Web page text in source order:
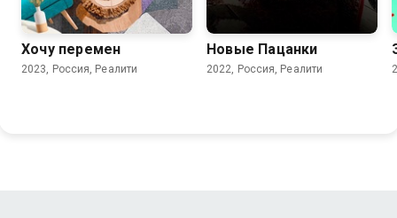
Хочу перемен
2023, Россия, Реалити
Новые Пацанки
2022, Россия, Реалити